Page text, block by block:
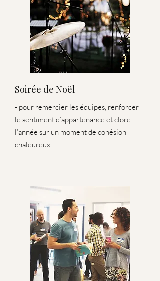
Soirée de Noël
- pour remercier les équipes, renforcer
le sentiment d’appartenance et clore
l’année sur un moment de cohésion
chaleureux.